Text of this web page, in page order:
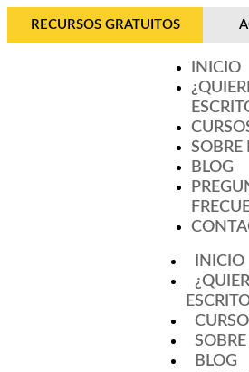
RECURSOS GRATUITOS
INICIO
SOBRE
BLOG
INICIO
SOBRE
BLOG